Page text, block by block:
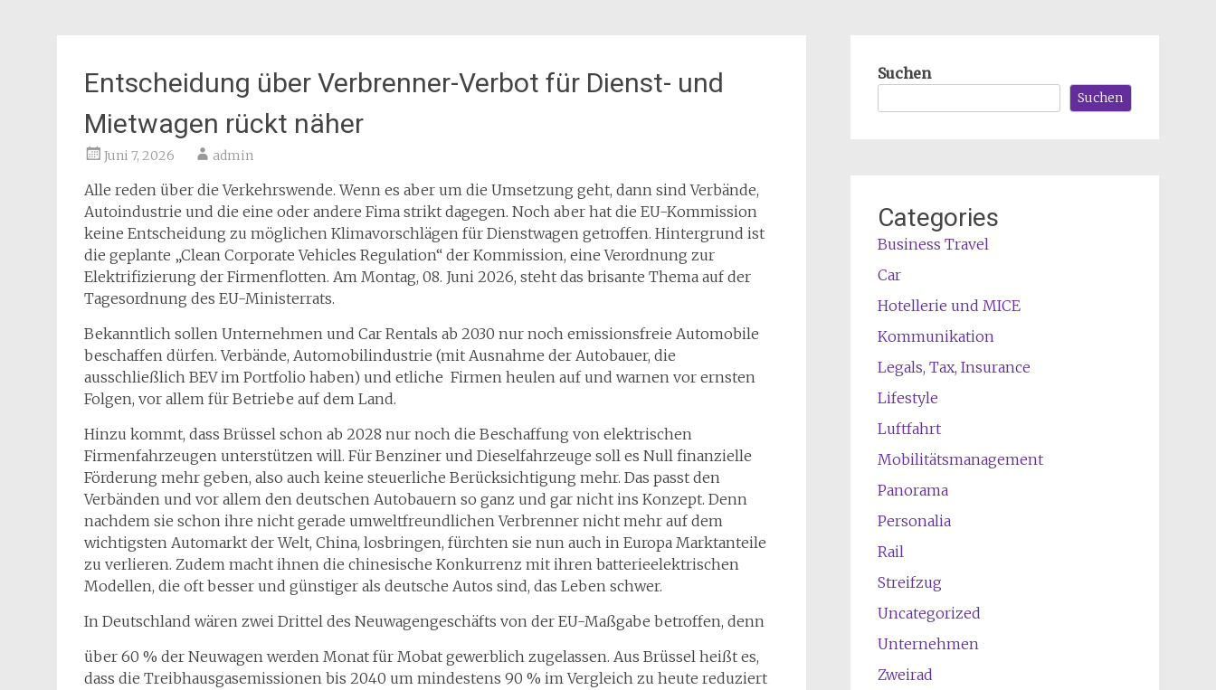
Entscheidung über Verbrenner-Verbot für Dienst- und
Mietwagen rückt näher
Juni 7, 2026 admin
Alle reden über die Verkehrswende. Wenn es aber um die Umsetzung geht, dann sind Verbände,
Autoindustrie und die eine oder andere Fima strikt dagegen. Noch aber hat die EU-Kommission
keine Entscheidung zu möglichen Klimavorschlägen für Dienstwagen getroffen. Hintergrund ist
die geplante „Clean Corporate Vehicles Regulation“ der Kommission, eine Verordnung zur
Elektrifizierung der Firmenflotten. Am Montag, 08. Juni 2026, steht das brisante Thema auf der
Tagesordnung des EU-Ministerrats.
Bekanntlich sollen Unternehmen und Car Rentals ab 2030 nur noch emissionsfreie Automobile
beschaffen dürfen. Verbände, Automobilindustrie (mit Ausnahme der Autobauer, die
ausschließlich BEV im Portfolio haben) und etliche Firmen heulen auf und warnen vor ernsten
Folgen, vor allem für Betriebe auf dem Land.
Hinzu kommt, dass Brüssel schon ab 2028 nur noch die Beschaffung von elektrischen
Firmenfahrzeugen unterstützen will. Für Benziner und Dieselfahrzeuge soll es Null finanzielle
Förderung mehr geben, also auch keine steuerliche Berücksichtigung mehr. Das passt den
Verbänden und vor allem den deutschen Autobauern so ganz und gar nicht ins Konzept. Denn
nachdem sie schon ihre nicht gerade umweltfreundlichen Verbrenner nicht mehr auf dem
wichtigsten Automarkt der Welt, China, losbringen, fürchten sie nun auch in Europa Marktanteile
zu verlieren. Zudem macht ihnen die chinesische Konkurrenz mit ihren batterieelektrischen
Modellen, die oft besser und günstiger als deutsche Autos sind, das Leben schwer.
In Deutschland wären zwei Drittel des Neuwagengeschäfts von der EU-Maßgabe betroffen, denn
über 60 % der Neuwagen werden Monat für Mobat gewerblich zugelassen. Aus Brüssel heißt es,
dass die Treibhausgasemissionen bis 2040 um mindestens 90 % im Vergleich zu heute reduziert
Suchen
Suchen
Categories
Business Travel
Car
Hotellerie und MICE
Kommunikation
Legals, Tax, Insurance
Lifestyle
Luftfahrt
Mobilitätsmanagement
Panorama
Personalia
Rail
Streifzug
Uncategorized
Unternehmen
Zweirad